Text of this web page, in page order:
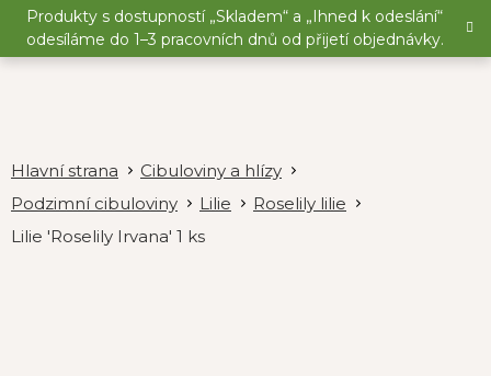
Přejít
obsah
Produkty s dostupností „Skladem“ a „Ihned k odeslání“
odesíláme do 1–3 pracovních dnů od přijetí objednávky.
Cibuloviny a hlízy
Podzimní cibuloviny
Lilie
Roselily lilie
Lilie 'Roselily Irvana' 1 ks